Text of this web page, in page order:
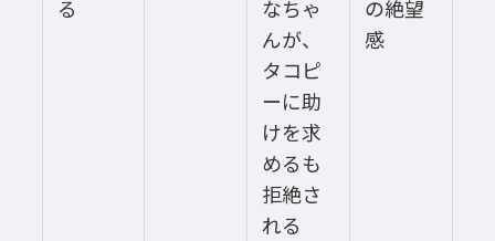
る
なちゃ
んが、
タコピ
ーに助
けを求
めるも
拒絶さ
れる
の絶望
感